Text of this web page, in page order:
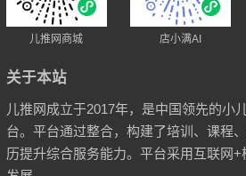
儿推网商城 店小满AI
关于本站
儿推网成立于2017年，是中国领先的小
台。平台通过整合，构建了培训、课程
历提升综合服务能力。平台采用互联网